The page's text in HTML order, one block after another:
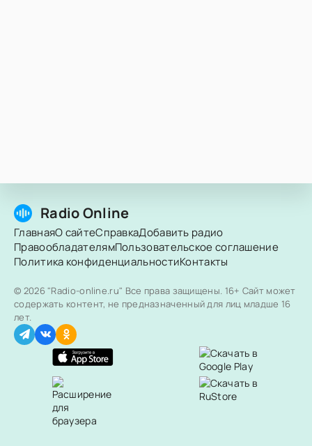
Radio Online
ГлавнаяО сайтеСправкаДобавить радио
ПравообладателямПользовательское соглашение
Политика конфиденциальностиКонтакты
© 2026 "Radio-online.ru" Все права защищены. 16+ Сайт может
содержать контент, не предназначенный для лиц младше 16
лет.